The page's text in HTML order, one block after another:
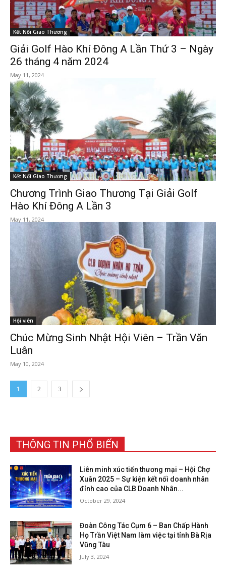
Kết Nối Giao Thương
Giải Golf Hào Khí Đông A Lần Thứ 3 – Ngày
26 tháng 4 năm 2024
May 11, 2024
Kết Nối Giao Thương
Chương Trình Giao Thương Tại Giải Golf
Hào Khí Đông A Lần 3
May 11, 2024
Hội viên
Chúc Mừng Sinh Nhật Hội Viên – Trần Văn
Luân
May 10, 2024
1 2 3
THÔNG TIN PHỔ BIẾN
Liên minh xúc tiến thương mại – Hội Chợ
Xuân 2025 – Sự kiện kết nối doanh nhân
đỉnh cao của CLB Doanh Nhân...
October 29, 2024
Đoàn Công Tác Cụm 6 – Ban Chấp Hành
Họ Trần Việt Nam làm việc tại tỉnh Bà Rịa
Vũng Tàu
July 3, 2024